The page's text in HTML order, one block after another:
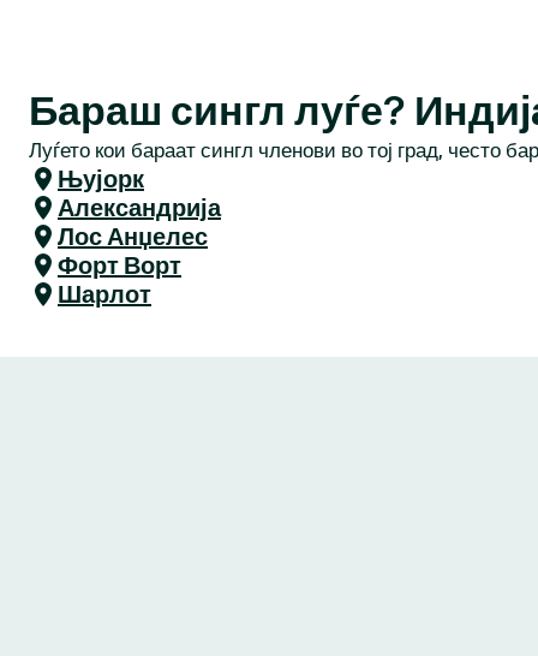
Бараш сингл луѓе?
Луѓето кои бараат сингл членови во тој град, често
Њујорк
Александрија
Лос Анџелес
Форт Ворт
Шарлот